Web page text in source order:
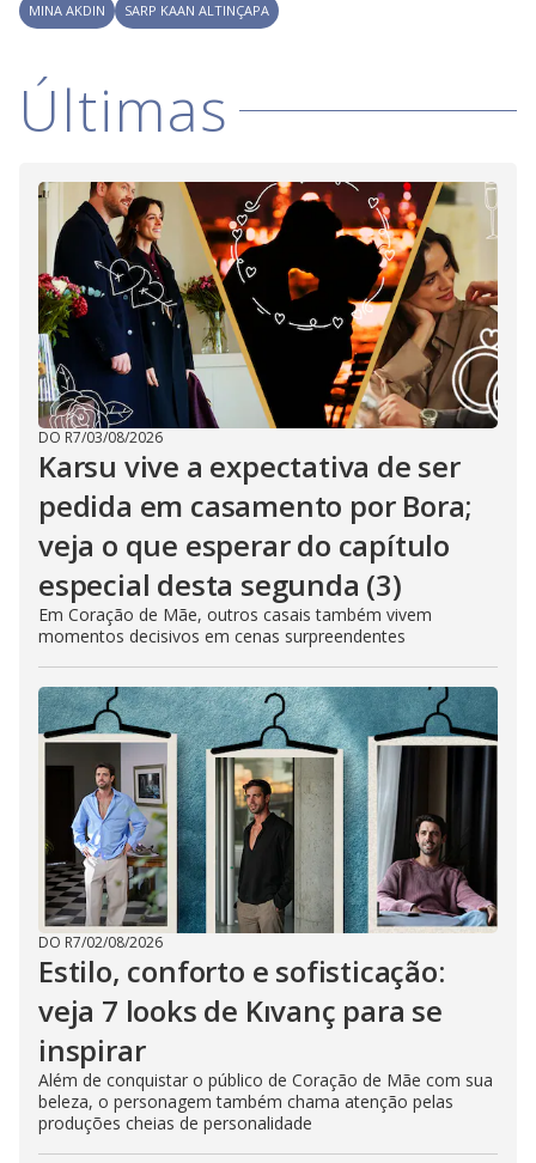
MINA AKDIN
SARP KAAN ALTINÇAPA
Últimas
DO R7/03/08/2026
Karsu vive a expectativa de ser
pedida em casamento por Bora;
veja o que esperar do capítulo
especial desta segunda (3)
Em Coração de Mãe, outros casais também vivem
momentos decisivos em cenas surpreendentes
DO R7/02/08/2026
Estilo, conforto e sofisticação:
veja 7 looks de Kıvanç para se
inspirar
Além de conquistar o público de Coração de Mãe com sua
beleza, o personagem também chama atenção pelas
produções cheias de personalidade